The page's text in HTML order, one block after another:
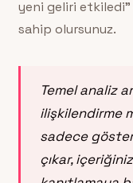
yeni geliri
sahip olursunuz.
Temel analiz
ilişkilendirme
sadece
çıkar,